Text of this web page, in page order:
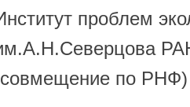
проблем
по РНФ)